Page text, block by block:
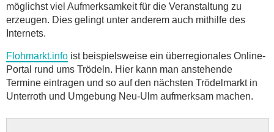
möglichst viel Aufmerksamkeit für die Veranstaltung zu
erzeugen. Dies gelingt unter anderem auch mithilfe des
Internets.
Flohmarkt.info ist beispielsweise ein überregionales Online-
Portal rund ums Trödeln. Hier kann man anstehende
Termine eintragen und so auf den nächsten Trödelmarkt in
Unterroth und Umgebung Neu-Ulm aufmerksam machen.